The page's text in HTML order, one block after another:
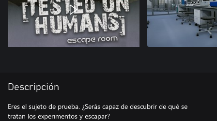
Descripción
Eres el sujeto de prueba. ¿Serás capaz de descubrir de qué se
tratan los experimentos y escapar?